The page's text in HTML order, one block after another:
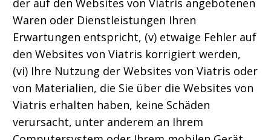
der auf den Websites von Viatris angebotenen
Waren oder Dienstleistungen Ihren
Erwartungen entspricht, (v) etwaige Fehler auf
den Websites von Viatris korrigiert werden,
(vi) Ihre Nutzung der Websites von Viatris oder
von Materialien, die Sie über die Websites von
Viatris erhalten haben, keine Schäden
verursacht, unter anderem an Ihrem